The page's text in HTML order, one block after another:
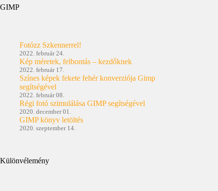
GIMP
Fotózz Szkennerrel!
2022. február 24.
Kép méretek, felbontás – kezdőknek
2022. február 17.
Színes képek fekete fehér konverziója Gimp
segítségével
2022. február 08.
Régi fotó szimulálása GIMP segítségével
2020. december 01.
GIMP könyv letöltés
2020. szeptember 14.
Különvélemény